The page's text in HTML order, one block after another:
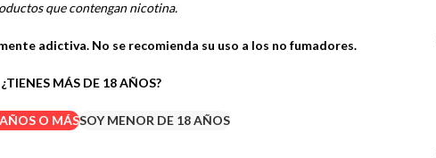
que contengan nicotina.
adictiva. No se recomienda su uso a los no fumadores.
¿TIENES MÁS DE 18 AÑOS?
O MÁSSOY MENOR DE 18 AÑOS
BENGALA
Artículos Vendido en el